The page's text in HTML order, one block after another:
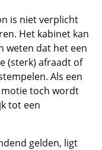
is niet verplicht
Het kabinet kan
weten dat het een
(sterk) afraadt of
Als een
toch wordt
tot een
gelden, ligt